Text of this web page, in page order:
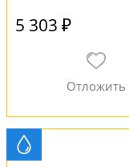
5 303 ₽